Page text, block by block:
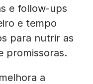
e follow-ups
e tempo
para nutrir as
promissoras.
a